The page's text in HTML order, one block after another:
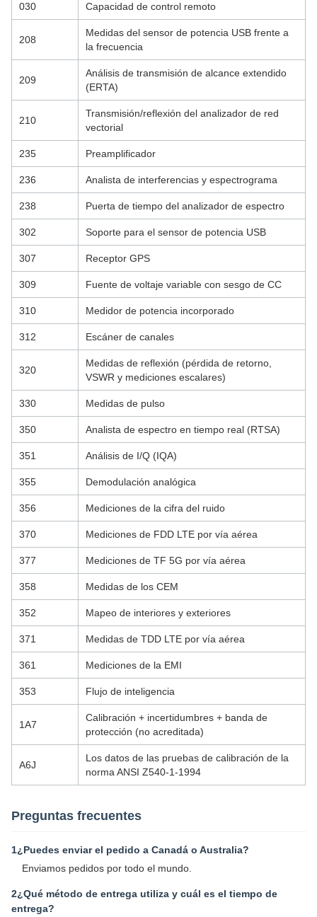
030 Capacidad de control remoto
208
Medidas del sensor de potencia USB frente a
la frecuencia
209
Análisis de transmisión de alcance extendido
(ERTA)
210
Transmisión/reflexión del analizador de red
vectorial
235 Preamplificador
236 Analista de interferencias y espectrograma
238 Puerta de tiempo del analizador de espectro
302 Soporte para el sensor de potencia USB
307 Receptor GPS
309 Fuente de voltaje variable con sesgo de CC
310 Medidor de potencia incorporado
312 Escáner de canales
320
Medidas de reflexión (pérdida de retorno,
VSWR y mediciones escalares)
330 Medidas de pulso
350 Analista de espectro en tiempo real (RTSA)
351 Análisis de I/Q (IQA)
355 Demodulación analógica
356 Mediciones de la cifra del ruido
370 Mediciones de FDD LTE por vía aérea
377 Mediciones de TF 5G por vía aérea
358 Medidas de los CEM
352 Mapeo de interiores y exteriores
371 Medidas de TDD LTE por vía aérea
361 Mediciones de la EMI
353 Flujo de inteligencia
1A7
Calibración + incertidumbres + banda de
protección (no acreditada)
A6J
Los datos de las pruebas de calibración de la
norma ANSI Z540-1-1994
Preguntas frecuentes
1¿Puedes enviar el pedido a Canadá o Australia?
Enviamos pedidos por todo el mundo.
2¿Qué método de entrega utiliza y cuál es el tiempo de
entrega?